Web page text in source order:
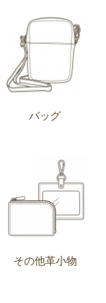
バッグ
その他革小物